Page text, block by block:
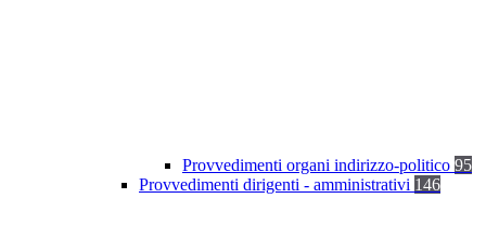
Provvedimenti organi indirizzo-politico 95
Provvedimenti dirigenti - amministrativi 146